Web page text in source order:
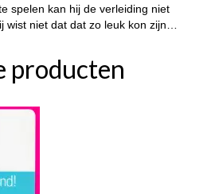
spelen kan hij de verleiding niet
wist niet dat dat zo leuk kon zijn…
producten